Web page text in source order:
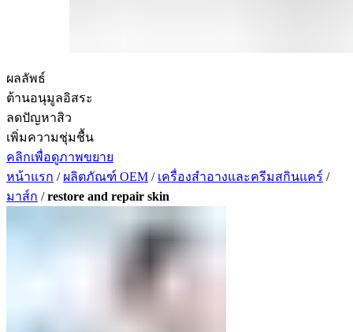
ผลลัพธ์
ต้านอนุมูลอิสระ
ลดปัญหาสิว
เพิ่มความชุ่มชื้น
คลิกเพื่อดูภาพขยาย
หน้าแรก / ผลิตภัณฑ์ OEM / เครื่องสำอางและครีมสกินแคร์ /
มาส์ก /restore and repair skin